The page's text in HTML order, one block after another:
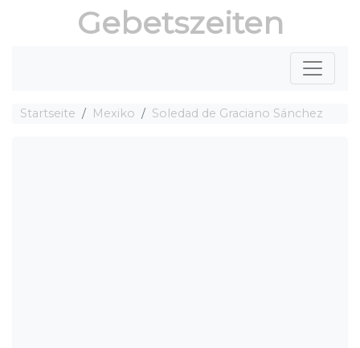
Gebetszeiten
Startseite Mexiko Soledad de Graciano Sánchez